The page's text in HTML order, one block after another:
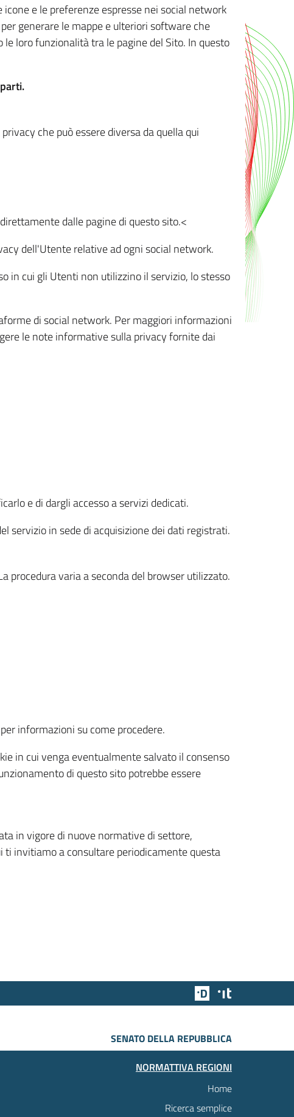
e le preferenze espresse nei social network
generare le mappe e ulteriori software che
loro funzionalità tra le pagine del Sito. In questo
che può essere diversa da quella qui
dalle pagine di questo sito.<
dell'Utente relative ad ogni social network.
in cui gli Utenti non utilizzino il servizio, lo stesso
di social network. Per maggiori informazioni
le note informative sulla privacy fornite dai
e di dargli accesso a servizi dedicati.
servizio in sede di acquisizione dei dati registrati.
procedura varia a seconda del browser utilizzato.
informazioni su come procedere.
in cui venga eventualmente salvato il consenso
di questo sito potrebbe essere
in vigore di nuove normative di settore,
invitiamo a consultare periodicamente questa
Team Digitale
SENATO DELLA REPUBBLICA
NORMATTIVA REGIONI
Home
Ricerca semplice